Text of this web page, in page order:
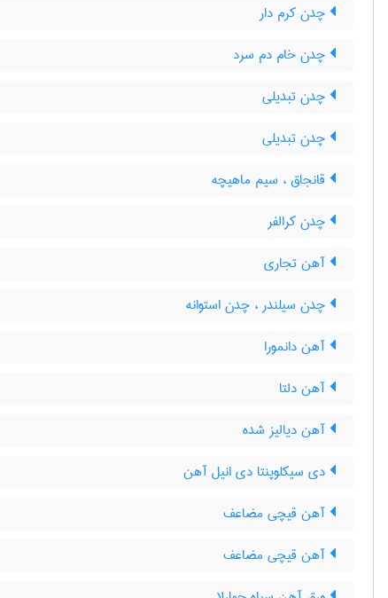
چدن کرم دار
چدن خام دم سرد
چدن تبدیلی
چدن تبدیلی
قانجاق ، سیم ماهیچه
چدن کرالفر
آهن تجاری
چدن سیلندر ، چدن استوانه
آهن دانمورا
آهن دلتا
آهن دیالیز شده
دی سیکلوپنتا دی انیل آهن
آهن قیچی مضاعف
آهن قیچی مضاعف